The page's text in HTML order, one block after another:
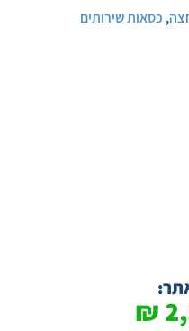
, כסאות שירותים
₪